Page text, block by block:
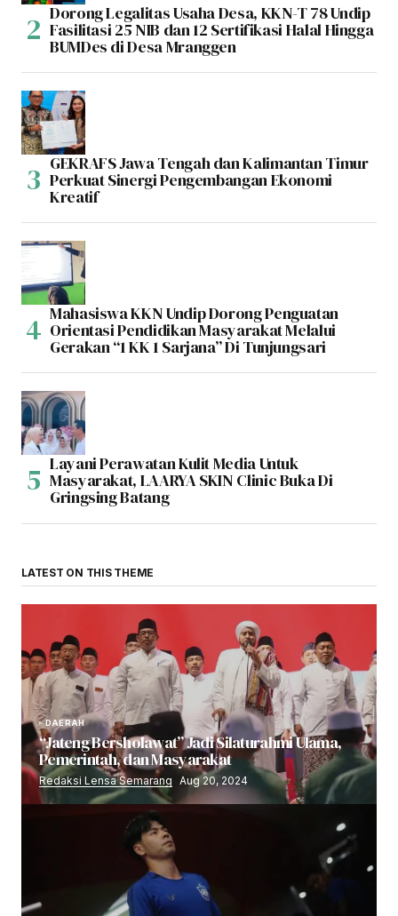
Dorong Legalitas Usaha Desa, KKN-T 78 Undip
Fasilitasi 25 NIB dan 12 Sertifikasi Halal Hingga
BUMDes di Desa Mranggen
GEKRAFS Jawa Tengah dan Kalimantan Timur
Perkuat Sinergi Pengembangan Ekonomi
Kreatif
Mahasiswa KKN Undip Dorong Penguatan
Orientasi Pendidikan Masyarakat Melalui
Gerakan “1 KK 1 Sarjana” Di Tunjungsari
Layani Perawatan Kulit Media Untuk
Masyarakat, LAARYA SKIN Clinic Buka Di
Gringsing Batang
LATEST ON THIS THEME
DAERAH
“Jateng Bersholawat” Jadi Silaturahmi Ulama,
Pemerintah, dan Masyarakat
Redaksi Lensa Semarang Aug 20, 2024